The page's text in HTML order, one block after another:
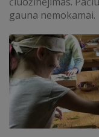
gauna nemokamai.